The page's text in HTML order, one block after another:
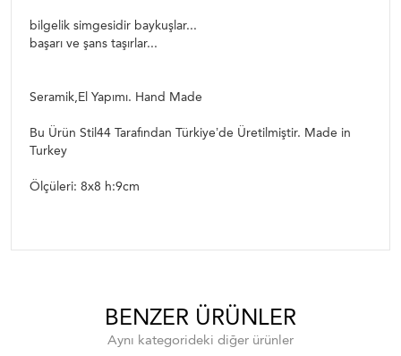
bilgelik simgesidir baykuşlar...
başarı ve şans taşırlar...
Seramik,El Yapımı. Hand Made
Bu Ürün Stil44 Tarafından Türkiye’de Üretilmiştir. Made in
Turkey
Ölçüleri: 8x8 h:9cm
BENZER ÜRÜNLER
Aynı kategorideki diğer ürünler